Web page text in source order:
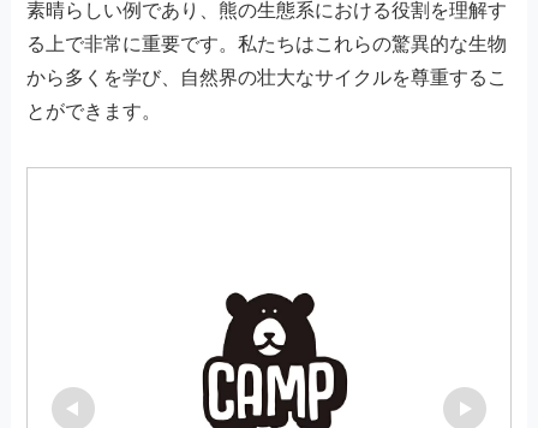
素晴らしい例であり、熊の生態系における役割を理解す
る上で非常に重要です。私たちはこれらの驚異的な生物
から多くを学び、自然界の壮大なサイクルを尊重するこ
とができます。